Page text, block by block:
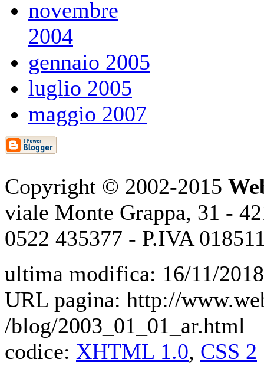
novembre
2004
gennaio 2005
luglio 2005
maggio 2007
Copyright © 2002-2015
viale Monte Grappa, 31 -
0522 435377 - P.IVA
ultima modifica: 16/11/
URL pagina: http://
/blog/2003_01_01_ar.html
codice: XHTML 1.0, CSS 2